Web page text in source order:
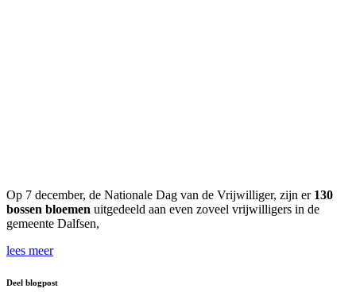
Op 7 december, de Nationale Dag van de Vrijwilliger, zijn er 130
bossen bloemen uitgedeeld aan even zoveel vrijwilligers in de
gemeente Dalfsen,
lees meer
Deel blogpost